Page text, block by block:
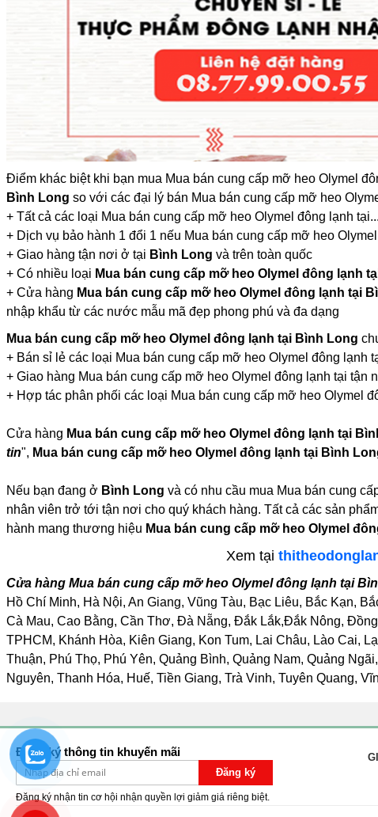
Điểm khác biệt khi bạn mua Mua bán cung cấp mỡ heo Olymel
Bình Long so với các đại lý bán Mua bán cung cấp mỡ heo
+ Tất cả các loại Mua bán cung cấp mỡ heo Olymel đông lạnh
+ Dịch vụ bảo hành 1 đổi 1 nếu Mua bán cung cấp mỡ heo
+ Giao hàng tận nơi ở tại Bình Long và trên toàn quốc
+ Có nhiều loại Mua bán cung cấp mỡ heo Olymel đông lạnh
+ Cửa hàng Mua bán cung cấp mỡ heo Olymel đông lạnh tại
nhập khẩu từ các nước mẫu mã đẹp phong phú và đa dạng
Mua bán cung cấp mỡ heo Olymel đông lạnh tại Bình Long
+ Bán sỉ lẻ các loại Mua bán cung cấp mỡ heo Olymel đông lạnh
+ Giao hàng Mua bán cung cấp mỡ heo Olymel đông lạnh tại tận
+ Hợp tác phân phối các loại Mua bán cung cấp mỡ heo Olymel
Cửa hàng Mua bán cung cấp mỡ heo Olymel đông lạnh tại
tin", Mua bán cung cấp mỡ heo Olymel đông lạnh tại Bình
Nếu bạn đang ở Bình Long và có nhu cầu mua Mua bán cung
nhân viên trở tới tận nơi cho quý khách hàng. Tất cả các sản
hành mang thương hiệu Mua bán cung cấp mỡ heo Olymel
Xem tại
Cửa hàng Mua bán cung cấp mỡ heo Olymel đông lạnh tại
Hồ Chí Minh, Hà Nội, An Giang, Vũng Tàu, Bạc Liêu, Bắc Kạn,
Cà Mau, Cao Bằng, Cần Thơ, Đà Nẵng, Đắk Lắk,Đắk Nông,
TPHCM, Khánh Hòa, Kiên Giang, Kon Tum, Lai Châu, Lào Cai,
Thuận, Phú Thọ, Phú Yên, Quảng Bình, Quảng Nam, Quảng
Nguyên, Thanh Hóa, Huế, Tiền Giang, Trà Vinh, Tuyên Quang,
Đăng ký thông tin khuyến mãi
Đăng ký
Đăng ký nhận tin cơ hội nhận quyền lợi giảm giá riêng biệt.